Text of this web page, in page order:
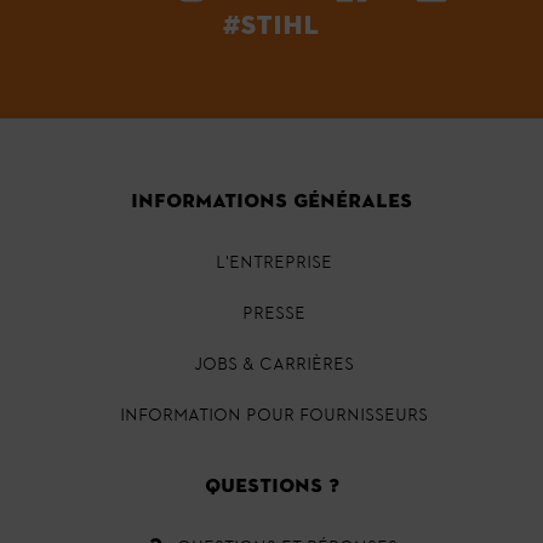
#STIHL
INFORMATIONS GÉNÉRALES
L'ENTREPRISE
PRESSE
JOBS & CARRIÈRES
INFORMATION POUR FOURNISSEURS
QUESTIONS ?